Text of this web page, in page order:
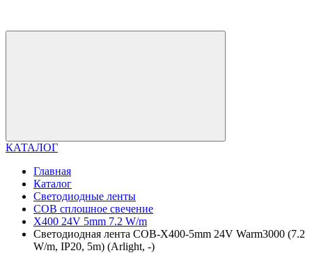
КАТАЛОГ
Главная
Каталог
Светодиодные ленты
COB сплошное свечение
X400 24V 5mm 7.2 W/m
Светодиодная лента COB-X400-5mm 24V Warm3000 (7.2
W/m, IP20, 5m) (Arlight, -)